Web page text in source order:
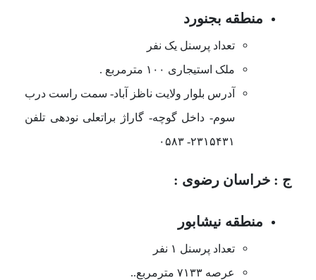
منطقه بجنورد
تعداد پرسنل یک نفر
ملک استیجاری ۱۰۰ مترمربع .
آدرس بلوار ولایت ناظز آباد- سمت راست درب
سوم- داخل گوچه- گاراژ براتعلی نودهی تلفن
۲۳۱۵۴۳۱- ۰۵۸۳
ج : خراسان رضوی :
منطقه نیشابور
تعداد پرسنل ۱ نفر
عرصه ۷۱۳۳ مترمربع..